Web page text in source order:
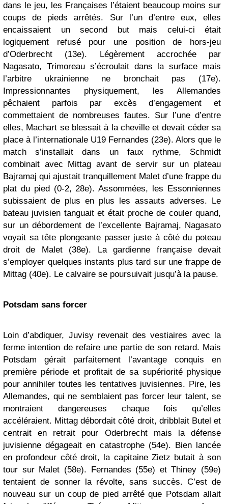
dans le jeu, les Françaises l’étaient beaucoup moins sur
coups de pieds arrêtés. Sur l’un d’entre eux, elles
encaissaient un second but mais celui-ci était
logiquement refusé pour une position de hors-jeu
d’Oderbrecht (13e). Légèrement accrochée par
Nagasato, Trimoreau s’écroulait dans la surface mais
l’arbitre ukrainienne ne bronchait pas (17e).
Impressionnantes physiquement, les Allemandes
pêchaient parfois par excès d’engagement et
commettaient de nombreuses fautes. Sur l’une d’entre
elles, Machart se blessait à la cheville et devait céder sa
place à l’internationale U19 Fernandes (23e). Alors que le
match s’installait dans un faux rythme, Schmidt
combinait avec Mittag avant de servir sur un plateau
Bajramaj qui ajustait tranquillement Malet d’une frappe du
plat du pied (0-2, 28e). Assommées, les Essonniennes
subissaient de plus en plus les assauts adverses. Le
bateau juvisien tanguait et était proche de couler quand,
sur un débordement de l’excellente Bajramaj, Nagasato
voyait sa tête plongeante passer juste à côté du poteau
droit de Malet (38e). La gardienne française devait
s’employer quelques instants plus tard sur une frappe de
Mittag (40e). Le calvaire se poursuivait jusqu’à la pause.
Potsdam sans forcer
Loin d’abdiquer, Juvisy revenait des vestiaires avec la
ferme intention de refaire une partie de son retard. Mais
Potsdam gérait parfaitement l’avantage conquis en
première période et profitait de sa supériorité physique
pour annihiler toutes les tentatives juvisiennes. Pire, les
Allemandes, qui ne semblaient pas forcer leur talent, se
montraient dangereuses chaque fois qu’elles
accéléraient. Mittag débordait côté droit, dribblait Butel et
centrait en retrait pour Oderbrecht mais la défense
juvisienne dégageait en catastrophe (54e). Bien lancée
en profondeur côté droit, la capitaine Zietz butait à son
tour sur Malet (58e). Fernandes (55e) et Thiney (59e)
tentaient de sonner la révolte, sans succès. C’est de
nouveau sur un coup de pied arrêté que Potsdam allait